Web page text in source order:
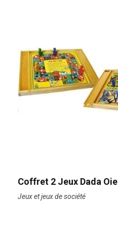
Coffret 2 Jeux Dada Oie
Jeux et jeux de société